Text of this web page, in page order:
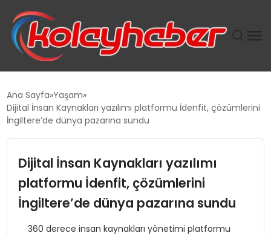
SUWEN’IN İSTIHDAM MODELI EKONOMIDE KADIN
TANYER YAPI ZEMIN MÜHENDISLIĞINDE HEDEF
BÜYÜTTÜ
TOROSLAR’DA PAZAR GERGİNLİĞİ!
Ana Sayfa Yaşam
Dijital İnsan Kaynakları yazılımı platformu İdenfit, çözümlerini
İngiltere’de dünya pazarına sundu
Dijital İnsan Kaynakları yazılımı
platformu İdenfit, çözümlerini
İngiltere’de dünya pazarına sundu
360 derece insan kaynakları yönetimi platformu